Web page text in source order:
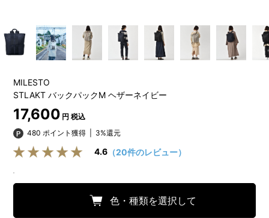
MILESTO
STLAKT バックパックM ヘザーネイビー
17,600 円 税込
480 ポイント獲得
3%還元
4.6 （20件のレビュー）
色・種類を選択して